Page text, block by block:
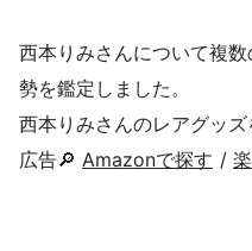
西本りみさんについて複
勢を鑑定しました。
西本りみさんのレアグッズ
広告🔎 Amazonで探す /